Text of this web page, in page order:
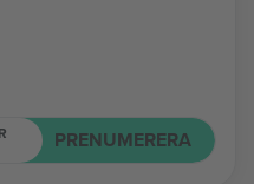
PRENUMERERA